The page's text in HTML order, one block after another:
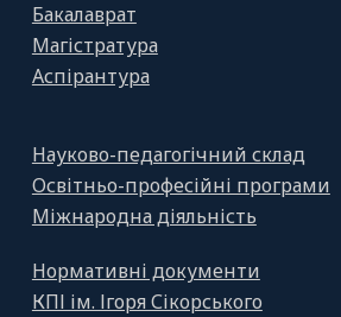
Бакалаврат
Магістратура
Аспірантура
Науково-педагогічний склад
Освітньо-професійні програми
Міжнародна діяльність
Нормативні документи
КПІ ім. Ігоря Сікорського